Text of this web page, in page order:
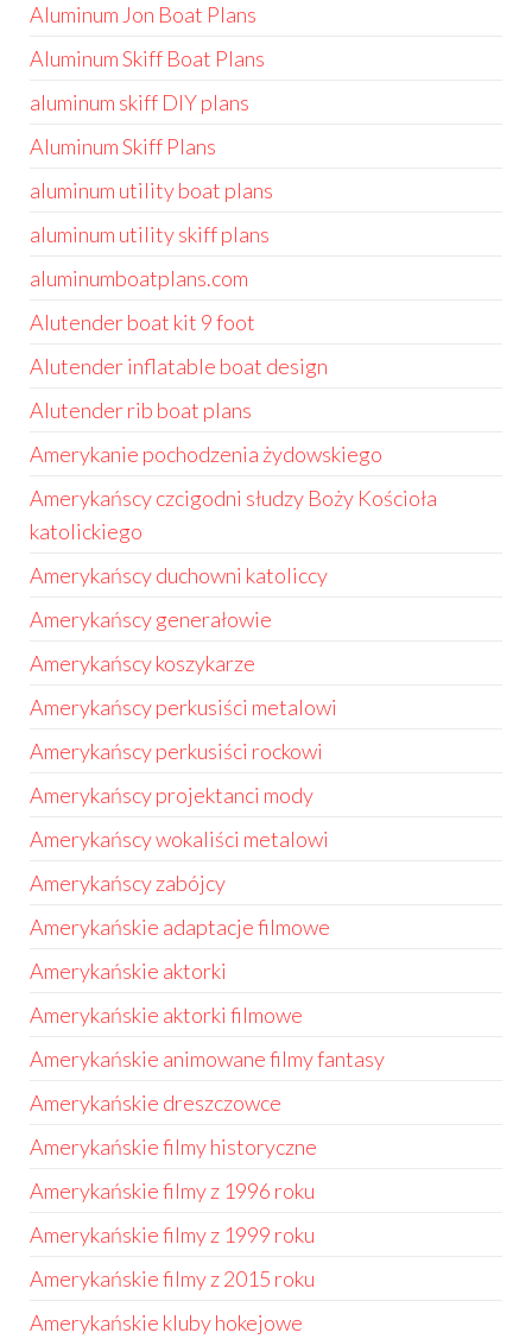
Aluminum Jon Boat Plans
Aluminum Skiff Boat Plans
aluminum skiff DIY plans
Aluminum Skiff Plans
aluminum utility boat plans
aluminum utility skiff plans
aluminumboatplans.com
Alutender boat kit 9 foot
Alutender inflatable boat design
Alutender rib boat plans
Amerykanie pochodzenia żydowskiego
Amerykańscy czcigodni słudzy Boży Kościoła
katolickiego
Amerykańscy duchowni katoliccy
Amerykańscy generałowie
Amerykańscy koszykarze
Amerykańscy perkusiści metalowi
Amerykańscy perkusiści rockowi
Amerykańscy projektanci mody
Amerykańscy wokaliści metalowi
Amerykańscy zabójcy
Amerykańskie adaptacje filmowe
Amerykańskie aktorki
Amerykańskie aktorki filmowe
Amerykańskie animowane filmy fantasy
Amerykańskie dreszczowce
Amerykańskie filmy historyczne
Amerykańskie filmy z 1996 roku
Amerykańskie filmy z 1999 roku
Amerykańskie filmy z 2015 roku
Amerykańskie kluby hokejowe